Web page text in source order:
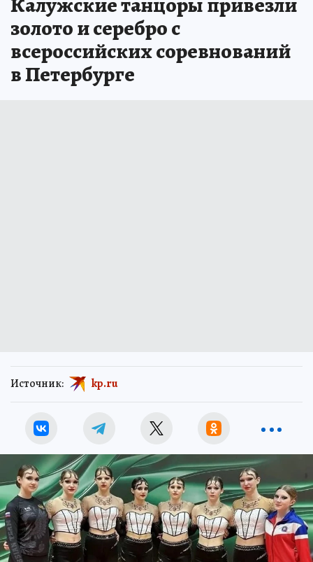
золото и серебро с
всероссийских соревнований
в Петербурге
Источник: kp.ru